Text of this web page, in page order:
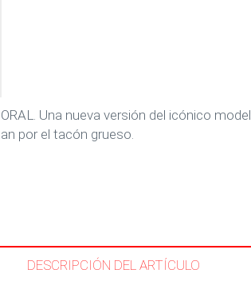
Una nueva versión del icónico
por el tacón grueso.
DESCRIPCIÓN DEL ARTÍCULO